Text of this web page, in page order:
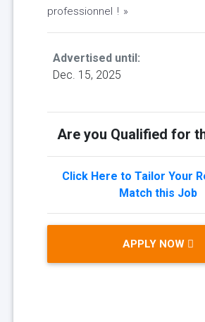
professionnel ! »
Advertised until:
Dec. 15, 2025
Are you Qualified for
Click Here to Tailor Your
Match this Job
APPLY NOW